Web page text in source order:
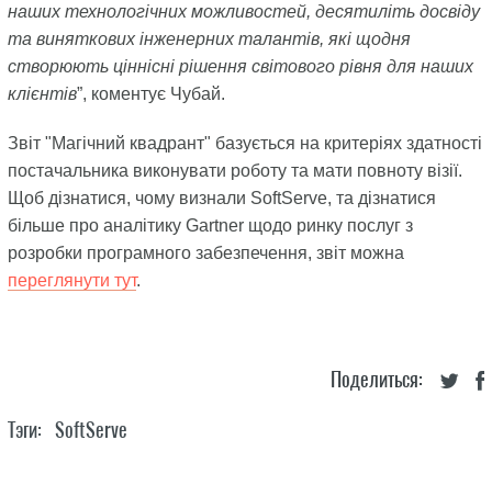
наших технологічних можливостей, десятиліть досвіду
та виняткових інженерних талантів, які щодня
створюють ціннісні рішення світового рівня для наших
клієнтів”, коментує Чубай.
Звіт "Магічний квадрант" базується на критеріях здатності
постачальника виконувати роботу та мати повноту візії.
Щоб дізнатися, чому визнали SoftServe, та дізнатися
більше про аналітику Gartner щодо ринку послуг з
розробки програмного забезпечення, звіт можна
переглянути тут.
Поделиться:
Тэги: SoftServe